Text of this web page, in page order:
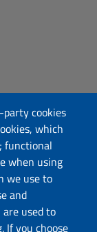
cookies
which
functional
when using
we use to
and
used to
If you choose